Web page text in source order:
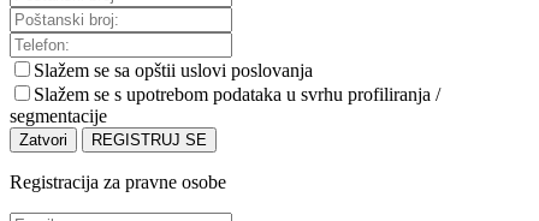
Slažem se sa opštii uslovi poslovanja
Slažem se s upotrebom podataka u svrhu profiliranja /
segmentacije
Zatvori REGISTRUJ SE
Registracija za pravne osobe